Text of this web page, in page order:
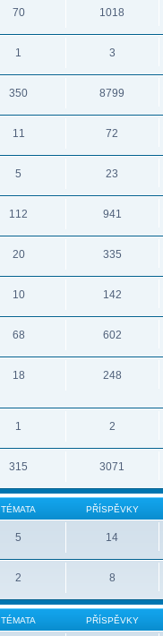
70 1018
1 3
350 8799
11 72
5 23
112 941
20 335
10 142
68 602
18 248
1 2
315 3071
TÉMATA PŘÍSPĚVKY
5 14
2 8
TÉMATA PŘÍSPĚVKY